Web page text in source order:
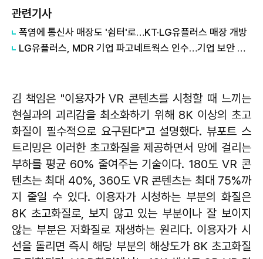
관련기사
폭염에 통신사 매장도 '쉼터'로…KT·LG유플러스 매장 개방
LG유플러스, MDR 기업 파고네트웍스 인수…기업 보안 사업 강화
김 책임은 "이용자가 VR 콘텐츠를 시청할 때 느끼는
현실과의 괴리감을 최소화하기 위해 8K 이상의 초고
화질이 필수적으로 요구된다"고 설명했다. 뷰포트 스
트리밍은 이러한 초고화질을 제공하면서 망에 걸리는
부하를 평균 60% 줄여주는 기술이다. 180도 VR 콘
텐츠는 최대 40%, 360도 VR 콘텐츠는 최대 75%까
지 줄일 수 있다. 이용자가 시청하는 부분의 화질은
8K 초고화질로, 보지 않고 있는 부분이나 잘 보이지
않는 부분은 저화질로 재생하는 원리다. 이용자가 시
선을 돌리면 즉시 해당 부분의 해상도가 8K 초고화질